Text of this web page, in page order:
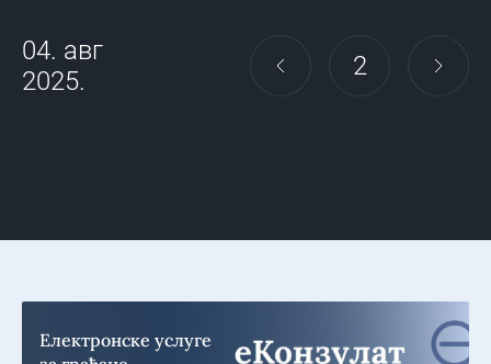
04. авг
2025.
2
Електронске услуге